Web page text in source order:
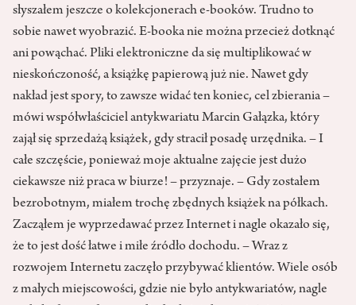
słyszałem jeszcze o kolekcjonerach e-booków. Trudno to
sobie nawet wyobrazić. E-booka nie można przecież dotknąć
ani powąchać. Pliki elektroniczne da się multiplikować w
nieskończoność, a książkę papierową już nie. Nawet gdy
nakład jest spory, to zawsze widać ten koniec, cel zbierania –
mówi współwłaściciel antykwariatu Marcin Gałązka, który
zajął się sprzedażą książek, gdy stracił posadę urzędnika. – I
całe szczęście, ponieważ moje aktualne zajęcie jest dużo
ciekawsze niż praca w biurze! – przyznaje. – Gdy zostałem
bezrobotnym, miałem trochę zbędnych książek na półkach.
Zacząłem je wyprzedawać przez Internet i nagle okazało się,
że to jest dość łatwe i miłe źródło dochodu. – Wraz z
rozwojem Internetu zaczęło przybywać klientów. Wiele osób
z małych miejscowości, gdzie nie było antykwariatów, nagle